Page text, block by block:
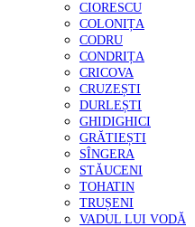
CIORESCU
COLONIȚA
CODRU
CONDRIȚA
CRICOVA
CRUZEȘTI
DURLEȘTI
GHIDIGHICI
GRĂTIEȘTI
SÎNGERA
STĂUCENI
TOHATIN
TRUȘENI
VADUL LUI VODĂ